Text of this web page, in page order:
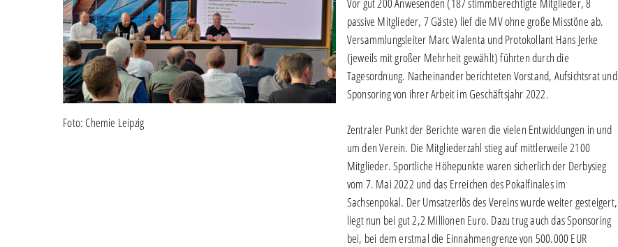
Foto: Chemie Leipzig
passive Mitglieder, 7 Gäste) lief die MV ohne große Misstöne ab.
Versammlungsleiter Marc Walenta und Protokollant Hans Jerke
(jeweils mit großer Mehrheit gewählt) führten durch die
Tagesordnung. Nacheinander berichteten Vorstand, Aufsichtsrat und
Sponsoring von ihrer Arbeit im Geschäftsjahr 2022.
Zentraler Punkt der Berichte waren die vielen Entwicklungen in und
um den Verein. Die Mitgliederzahl stieg auf mittlerweile 2100
Mitglieder. Sportliche Höhepunkte waren sicherlich der Derbysieg
vom 7. Mai 2022 und das Erreichen des Pokalfinales im
Sachsenpokal. Der Umsatzerlös des Vereins wurde weiter gesteigert,
liegt nun bei gut 2,2 Millionen Euro. Dazu trug auch das Sponsoring
bei, bei dem erstmal die Einnahmengrenze von 500.000 EUR